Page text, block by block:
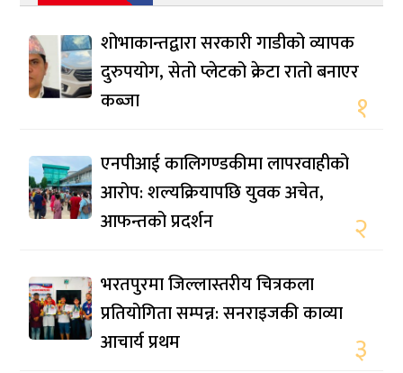
शोभाकान्तद्वारा सरकारी गाडीको व्यापक
दुरुपयोग, सेतो प्लेटको क्रेटा रातो बनाएर
कब्जा
१
एनपीआई कालिगण्डकीमा लापरवाहीको
आरोप: शल्यक्रियापछि युवक अचेत,
आफन्तको प्रदर्शन
२
भरतपुरमा जिल्लास्तरीय चित्रकला
प्रतियोगिता सम्पन्न: सनराइजकी काव्या
आचार्य प्रथम
३